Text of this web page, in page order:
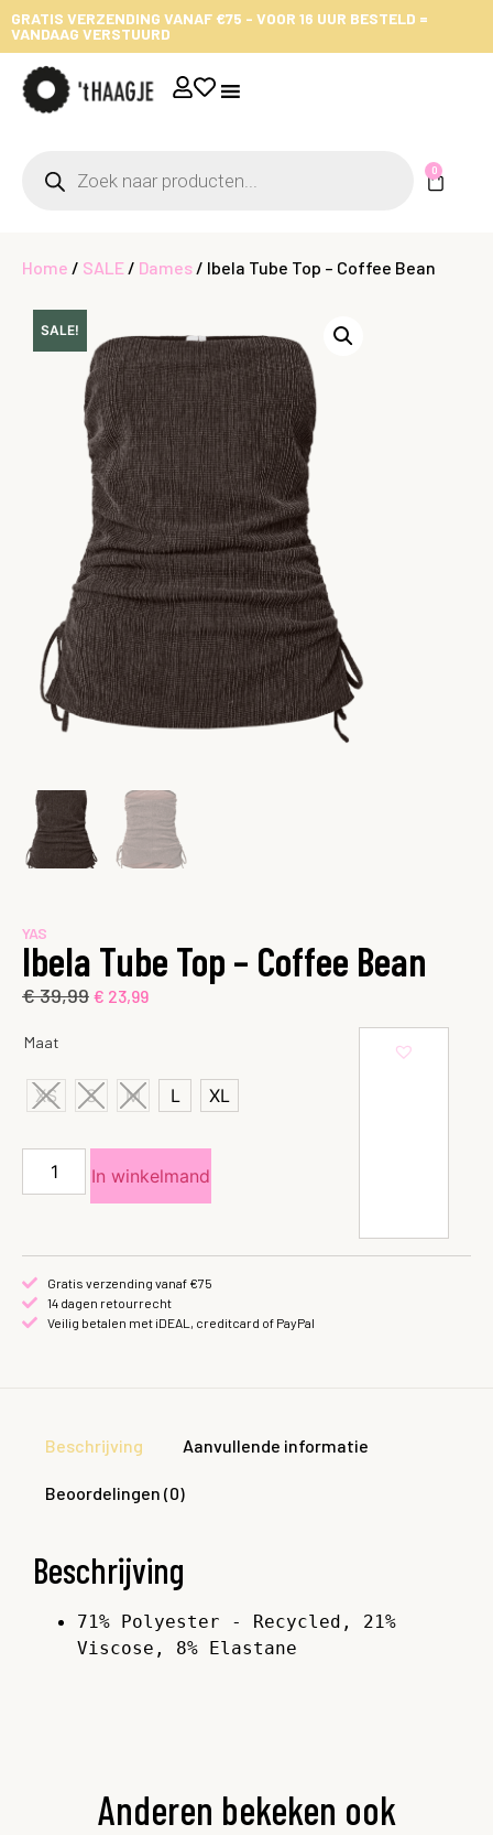
GRATIS VERZENDING VANAF €75 - VOOR 16 UUR BESTELD =
VANDAAG VERSTUURD
0
Home / SALE / Dames / Ibela Tube Top – Coffee Bean
YAS
Ibela Tube Top – Coffee Bean
€39,99 € 23,99
Maat
XS S M L XL
In winkelmand
Gratis verzending vanaf €75
14 dagen retourrecht
Veilig betalen met iDEAL, creditcard of PayPal
Beschrijving Aanvullende informatie
Beoordelingen (0)
Beschrijving
71% Polyester - Recycled, 21%
Viscose, 8% Elastane
Anderen bekeken ook